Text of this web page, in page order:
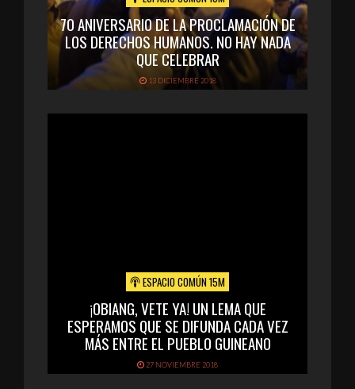
70 ANIVERSARIO DE LA PROCLAMACIÓN DE
LOS DERECHOS HUMANOS. NO HAY NADA
QUE CELEBRAR
13 DICIEMBRE 2018
ESPACIO COMÚN 15M
¡OBIANG, VETE YA! UN LEMA QUE
ESPERAMOS QUE SE DIFUNDA CADA VEZ
MÁS ENTRE EL PUEBLO GUINEANO
27 NOVIEMBRE 2018